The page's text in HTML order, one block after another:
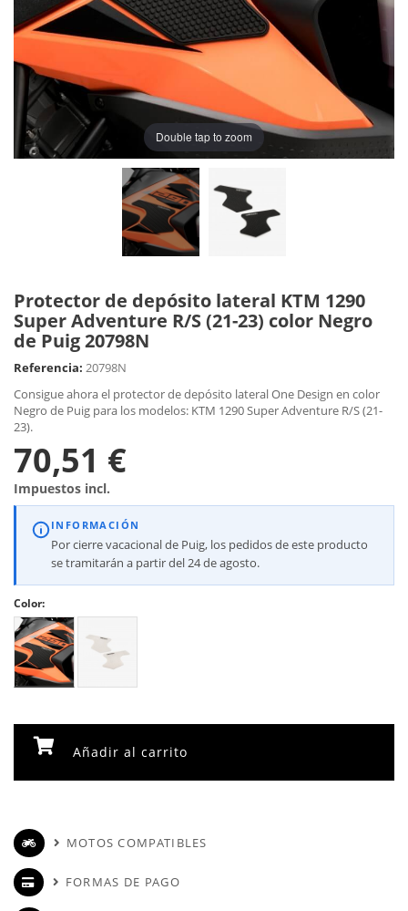
Double tap to zoom
Protector de depósito lateral KTM 1290
Super Adventure R/S (21-23) color Negro
de Puig 20798N
Referencia: 20798N
Consigue ahora el protector de depósito lateral One Design en color
Negro de Puig para los modelos: KTM 1290 Super Adventure R/S (21-
23).
70,51 €
Impuestos incl.
INFORMACIÓN
Por cierre vacacional de Puig, los pedidos de este producto
se tramitarán a partir del 24 de agosto.
Color:
Añadir al carrito
MOTOS COMPATIBLES
FORMAS DE PAGO